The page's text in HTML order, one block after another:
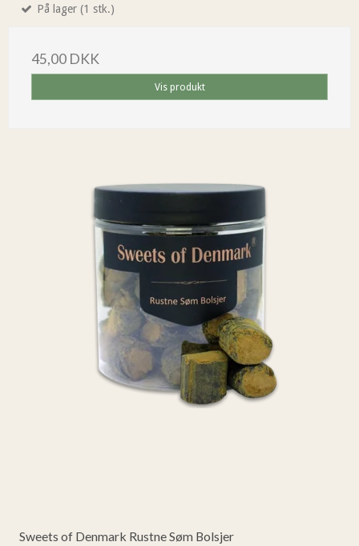
På lager (1 stk.)
45,00 DKK
Vis produkt
Sweets of Denmark Rustne Søm Bolsjer